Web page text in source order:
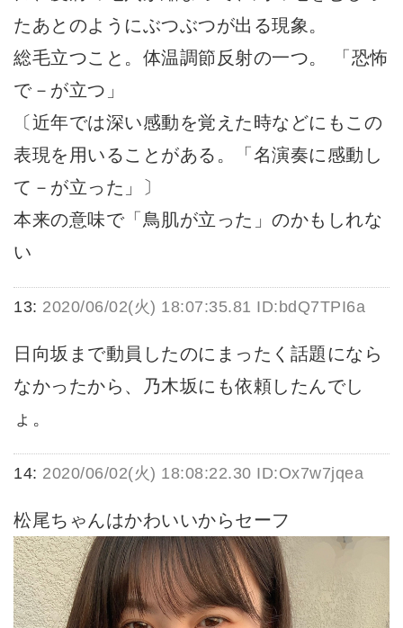
たあとのようにぶつぶつが出る現象。
総毛立つこと。体温調節反射の一つ。 「恐怖
で－が立つ」
〔近年では深い感動を覚えた時などにもこの
表現を用いることがある。「名演奏に感動し
て－が立った」〕
本来の意味で「鳥肌が立った」のかもしれな
い
13: 2020/06/02(火) 18:07:35.81 ID:bdQ7TPI6a
日向坂まで動員したのにまったく話題になら
なかったから、乃木坂にも依頼したんでし
ょ。
14: 2020/06/02(火) 18:08:22.30 ID:Ox7w7jqea
松尾ちゃんはかわいいからセーフ